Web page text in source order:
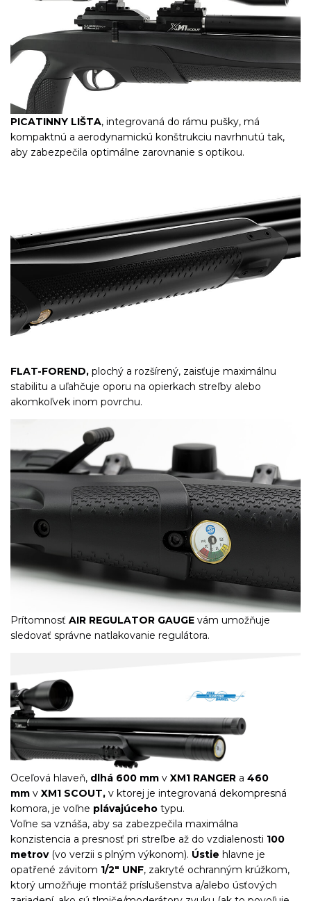
PICATINNY LIŠTA, integrovaná do rámu pušky, má
kompaktnú a aerodynamickú konštrukciu navrhnutú tak,
aby zabezpečila optimálne zarovnanie s optikou.
FLAT-FOREND, plochý a rozšírený, zaisťuje maximálnu
stabilitu a uľahčuje oporu na opierkach streľby alebo
akomkoľvek inom povrchu.
Prítomnosť AIR REGULATOR GAUGE vám umožňuje
sledovať správne natlakovanie regulátora.
Oceľová hlaveň, dlhá 600 mm v XM1 RANGER a 460
mm v XM1 SCOUT, v ktorej je integrovaná dekompresná
komora, je voľne plávajúceho typu.
Voľne sa vznáša, aby sa zabezpečila maximálna
konzistencia a presnosť pri streľbe až do vzdialenosti 100
metrov(vo verzii s plným výkonom). Ústie hlavne je
opatřené závitom 1/2" UNF, zakryté ochranným krúžkom,
ktorý umožňuje montáž príslušenstva a/alebo úsťových